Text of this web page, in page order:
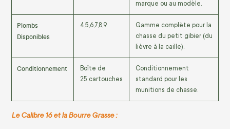
marque ou au modèle.
Plombs
Disponibles
4,5,6,7,8,9
Gamme complète pour la
chasse du petit gibier (du
lièvre à la caille).
Conditionnement
Boîte de
25 cartouches
Conditionnement
standard pour les
munitions de chasse.
Le Calibre 16 et la Bourre Grasse :